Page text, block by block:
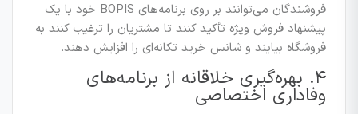
فروشندگان می‌توانند بر روی برنامه‌های BOPIS خود با یک
پیشنهاد فروش ویژه تأکید کنند تا مشتریان را ترغیب کنند به
فروشگاه بیایند و شانس خرید تکانه‌ای را افزایش دهند.
۴. بهره‌گیری خلاقانه از برنامه‌های
وفاداری اختصاصی